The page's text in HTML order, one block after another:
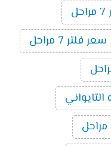
سعر فلتر 7 مراحل